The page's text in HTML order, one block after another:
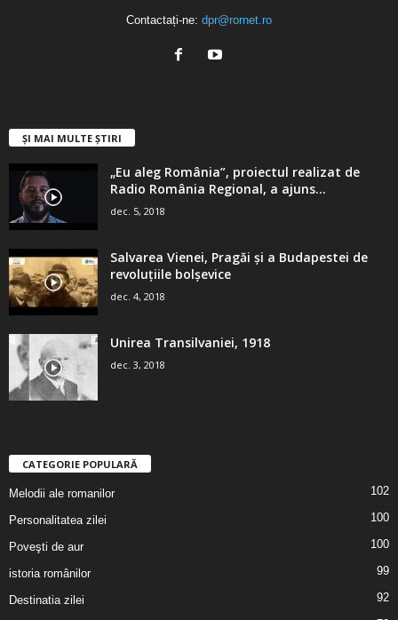
Contactați-ne: dpr@rornet.ro
ȘI MAI MULTE ȘTIRI
„Eu aleg România”, proiectul realizat de
Radio România Regional, a ajuns...
dec. 5, 2018
Salvarea Vienei, Pragăi şi a Budapestei de
revoluţiile bolşevice
dec. 4, 2018
Unirea Transilvaniei, 1918
dec. 3, 2018
CATEGORIE POPULARĂ
Melodii ale romanilor 102
Personalitatea zilei 100
Poveşti de aur 100
istoria românilor 99
Destinatia zilei
92